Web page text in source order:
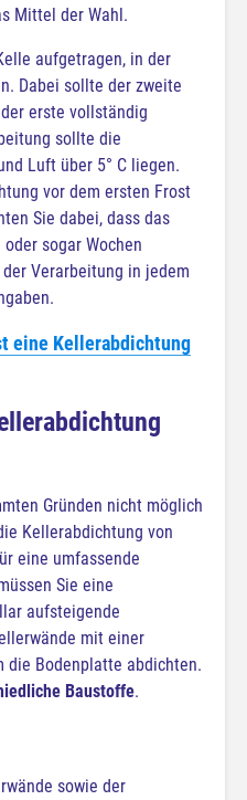
Mittel der Wahl.
aufgetragen, in der
Dabei sollte der zweite
erste vollständig
sollte die
Luft über 5° C liegen.
vor dem ersten Frost
Sie dabei, dass das
sogar Wochen
Verarbeitung in jedem
eine Kellerabdichtung
Gründen nicht möglich
Kellerabdichtung von
eine umfassende
Sie eine
aufsteigende
mit einer
die Bodenplatte abdichten.
Baustoffe.
sowie der